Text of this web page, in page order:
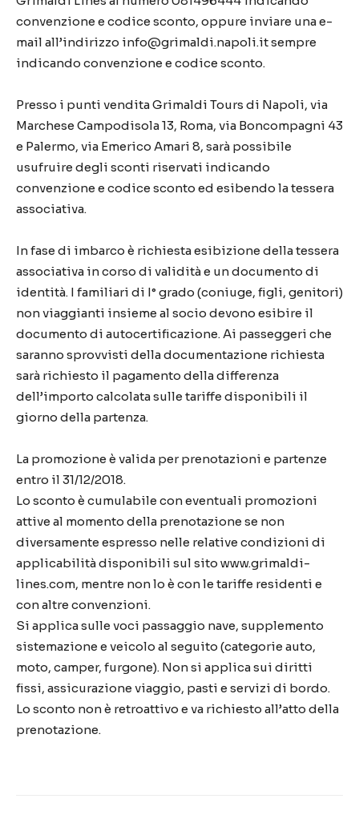
convenzione e codice sconto, oppure inviare una e-
mail all’indirizzo info@grimaldi.napoli.it sempre
indicando convenzione e codice sconto.
Presso i punti vendita Grimaldi Tours di Napoli, via
Marchese Campodisola 13, Roma, via Boncompagni 43
e Palermo, via Emerico Amari 8, sarà possibile
usufruire degli sconti riservati indicando
convenzione e codice sconto ed esibendo la tessera
associativa.
In fase di imbarco è richiesta esibizione della tessera
associativa in corso di validità e un documento di
identità. I familiari di I° grado (coniuge, figli, genitori)
non viaggianti insieme al socio devono esibire il
documento di autocertificazione. Ai passeggeri che
saranno sprovvisti della documentazione richiesta
sarà richiesto il pagamento della differenza
dell’importo calcolata sulle tariffe disponibili il
giorno della partenza.
La promozione è valida per prenotazioni e partenze
entro il 31/12/2018.
Lo sconto è cumulabile con eventuali promozioni
attive al momento della prenotazione se non
diversamente espresso nelle relative condizioni di
applicabilità disponibili sul sito www.grimaldi-
lines.com, mentre non lo è con le tariffe residenti e
con altre convenzioni.
Si applica sulle voci passaggio nave, supplemento
sistemazione e veicolo al seguito (categorie auto,
moto, camper, furgone). Non si applica sui diritti
fissi, assicurazione viaggio, pasti e servizi di bordo.
Lo sconto non è retroattivo e va richiesto all’atto della
prenotazione.